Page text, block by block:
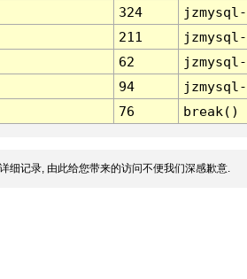
324
211
62
jzmysql-
94
76 break()
细记录, 由此给您带来的访问不便我们深感歉意.